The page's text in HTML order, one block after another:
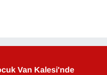
Van Kalesi'nde